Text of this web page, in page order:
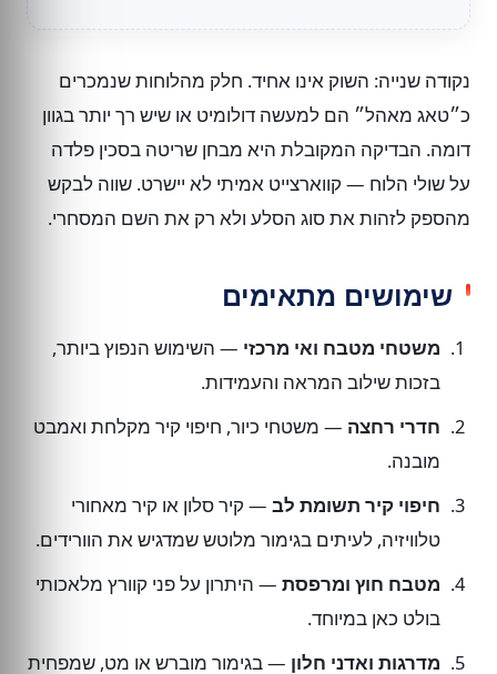
נקודה שנייה: השוק אינו אחיד. חלק מהלוחות שנמכרים
כ״טאג מאהל״ הם למעשה דולומיט או שיש רך יותר בגוון
דומה. הבדיקה המקובלת היא מבחן שריטה בסכין פלדה
על שולי הלוח — קווארצייט אמיתי לא יישרט. שווה לבקש
מהספק לזהות את סוג הסלע ולא רק את השם המסחרי.
שימושים מתאימים
משטחי מטבח ואי מרכזי — השימוש הנפוץ ביותר,
בזכות שילוב המראה והעמידות.
חדרי רחצה — משטחי כיור, חיפוי קיר מקלחת ואמבט
מובנה.
חיפוי קיר תשומת לב — קיר סלון או קיר מאחורי
טלוויזיה, לעיתים בגימור מלוטש שמדגיש את הוורידים.
מטבח חוץ ומרפסת — היתרון על פני קוורץ מלאכותי
בולט כאן במיוחד.
מדרגות ואדני חלון — בגימור מוברש או מט, שמפחית